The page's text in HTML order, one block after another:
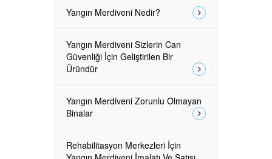
Yangın Merdiveni Nedir?
Yangın Merdiveni Sizlerin Can
Güvenliği İçin Geliştirilen Bir
Üründür
Yangın Merdiveni Zorunlu Olmayan
Binalar
Rehabilitasyon Merkezleri İçin